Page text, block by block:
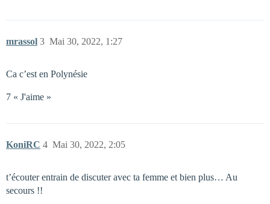
mrassol Mai 30, 2022, 1:27
3
Ca c’est en Polynésie
7 « J'aime »
KoniRC Mai 30, 2022, 2:05
4
t’écouter entrain de discuter avec ta femme et bien plus… Au
secours !!